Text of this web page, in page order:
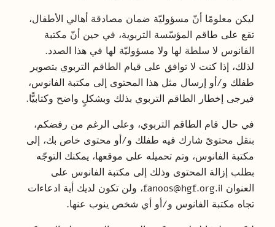
ليكن معلومًا أنّ مسؤوليّة ضمان مصادقة أهالي الأطفال،
تقع على طاقم المؤسّسة التربوية، في حين أنّ مكتبة
الفانوس لا سلطة لها ولا مسؤوليّة لها في هذا الصدد.
لذلك، إذا كنت لا توافق على قيام الطاقم التربوي بتصوير
طفلك و/أو إرسال مثل هذا المحتوى إلى مكتبة الفانوس،
فيرجى إخطار الطاقم التربوي بذلك وبشكلٍ واضح وكتابيًّا.
في حال قام الطاقم التربوي، وعلى الرغم من رفضكم،
بنقل محتوىً شارك فيه طفلك و/أو محتوى خاص بك، إلى
مكتبة الفانوس، وتم تحميله على موقعها، يمكنك التوجّه
بطلب إزالة المحتوى وذلك إلى مكتبة الفانوس على
العنوان fanoos@hgf.org.il، ولن تكون لديك أية ادعاءات
تجاه مكتبة الفانوس و/أو أي شخص ينوب عنها.